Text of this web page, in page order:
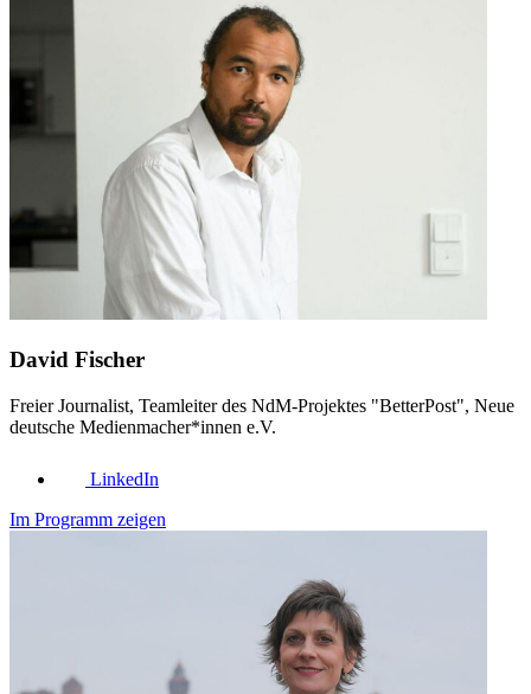
David Fischer
Freier Journalist, Teamleiter des NdM-Projektes "BetterPost", Neue
deutsche Medienmacher*innen e.V.
LinkedIn
Im Programm zeigen